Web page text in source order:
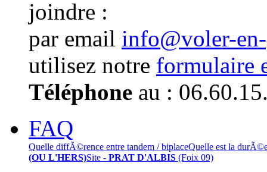
joindre :
par email info@voler-
utilisez notre formulaire
Téléphone au :
FAQ
Quelle diffÃ©rence entre tandem / biplaceQuelle est la
(OU L'HERS)Site - PRAT D'ALBIS (Foix 09)